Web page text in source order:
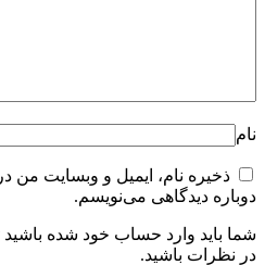
نام
ذخیره نام، ایمیل و وبسایت من
دوباره دیدگاهی می‌نویسم.
شما باید وارد حساب خود شده باشید
در نظرات باشید.